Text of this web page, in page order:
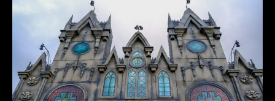
HELLFEST
OPEN
FESTIVAL
Full
Band